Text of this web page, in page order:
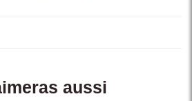
aussi